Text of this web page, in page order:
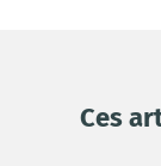
Ces